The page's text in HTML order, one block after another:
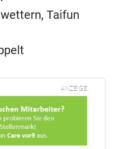
Taifun
ANZEIGE